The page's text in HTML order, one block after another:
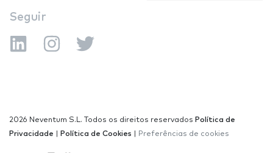
Seguir
2026 Neventum S.L. Todos os direitos reservados Política de
Privacidade
Política de Cookies Preferências de cookies